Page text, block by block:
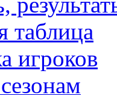
таблица
игроков